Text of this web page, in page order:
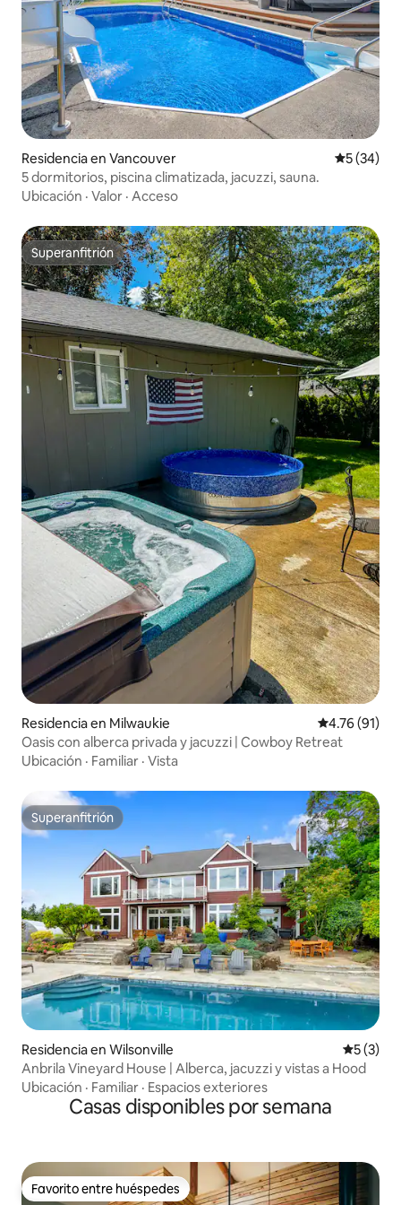
Residencia en Vancouver
5 (34)
5 dormitorios, piscina climatizada, jacuzzi, sauna.
Ubicación · Valor · Acceso
Superanfitrión
Superanfitrión
Residencia en Milwaukie Calificación
4.76 (91)
Oasis con alberca privada y jacuzzi | Cowboy Retreat
Ubicación · Familiar · Vista
Superanfitrión
Superanfitrión
Residencia en Wilsonville
5 (3)
Anbrila Vineyard House | Alberca, jacuzzi y vistas a Hood
Ubicación · Familiar · Espacios exteriores
Casas disponibles por semana
Favorito entre huéspedes
Favorito entre huéspedes